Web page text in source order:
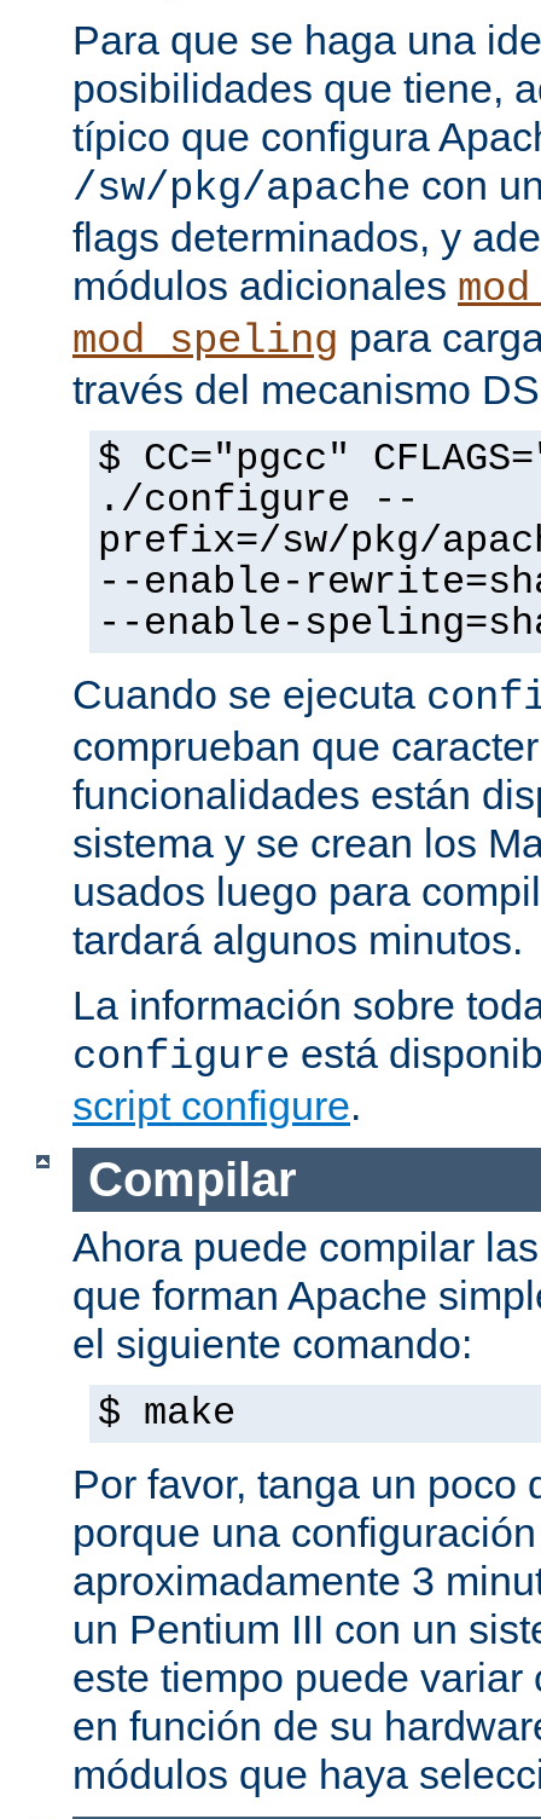
Para que se haga una
posibilidades que tiene,
típico que configura
/sw/pkg/apache con
flags determinados, y
módulos adicionales
mod_speling para
través del mecanismo
$ CC="pgcc"
./configure --
prefix=/sw/pkg/
--enable-
--enable-
Cuando se ejecuta
comprueban que
funcionalidades están
sistema y se crean los
usados luego para
tardará algunos minutos.
La información sobre
configure está
script configure.
Compilar
Ahora puede compilar
que forman Apache
el siguiente comando:
$ make
Por favor, tanga un poco
porque una
aproximadamente 3
un Pentium III con un
este tiempo puede
en función de su
módulos que haya